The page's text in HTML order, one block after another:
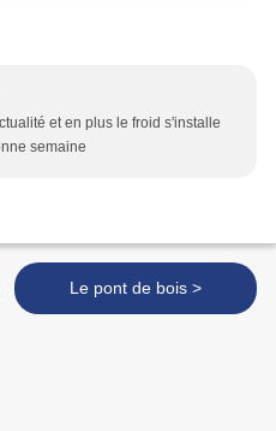
et en plus le froid s'installe
semaine
Le pont de bois >